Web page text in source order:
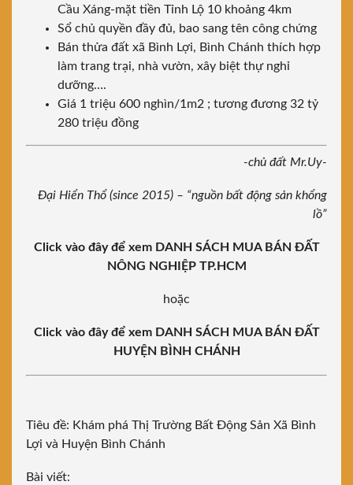
Cầu Xáng-mặt tiền Tỉnh Lộ 10 khoảng 4km
Sổ chủ quyền đầy đủ, bao sang tên công chứng
Bán thửa đất xã Bình Lợi, Bình Chánh thích hợp
làm trang trại, nhà vườn, xây biệt thự nghỉ
dưỡng….
Giá 1 triệu 600 nghìn/1m2 ; tương đương 32 tỷ
280 triệu đồng
-chủ đất Mr.Uy-
Đại Hiển Thổ (since 2015) – “nguồn bất động sản khổng
lồ”
Click vào đây để xem DANH SÁCH MUA BÁN ĐẤT
NÔNG NGHIỆP TP.HCM
hoặc
Click vào đây để xem DANH SÁCH MUA BÁN ĐẤT
HUYỆN BÌNH CHÁNH
Tiêu đề: Khám phá Thị Trường Bất Động Sản Xã Bình
Lợi và Huyện Bình Chánh
Bài viết: